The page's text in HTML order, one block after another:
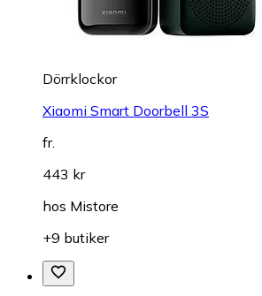
Dörrklockor
Xiaomi Smart Doorbell 3S
fr.
443 kr
hos Mistore
+9 butiker